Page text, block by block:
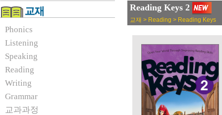
Phonics
Listening
Speaking
Reading
Writing
Grammar
교과과정
Reading Keys 2
교재 > Reading > Reading Keys